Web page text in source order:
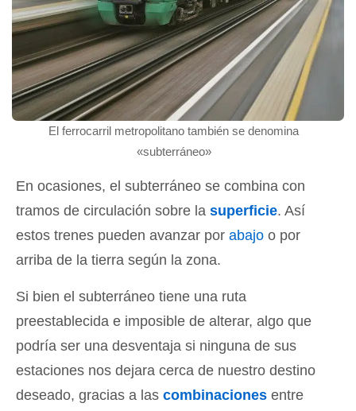
El ferrocarril metropolitano también se denomina
«subterráneo»
En ocasiones, el subterráneo se combina con
tramos de circulación sobre la superficie. Así
estos trenes pueden avanzar por abajo o por
arriba de la tierra según la zona.
Si bien el subterráneo tiene una ruta
preestablecida e imposible de alterar, algo que
podría ser una desventaja si ninguna de sus
estaciones nos dejara cerca de nuestro destino
deseado, gracias a las combinaciones entre